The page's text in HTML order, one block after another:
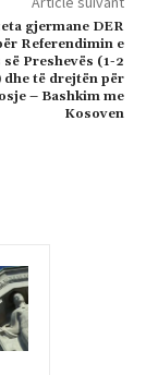
gjermane DER
Referendimin e
Preshevës (1-2
dhe të drejtën për
– Bashkim me
Kosoven